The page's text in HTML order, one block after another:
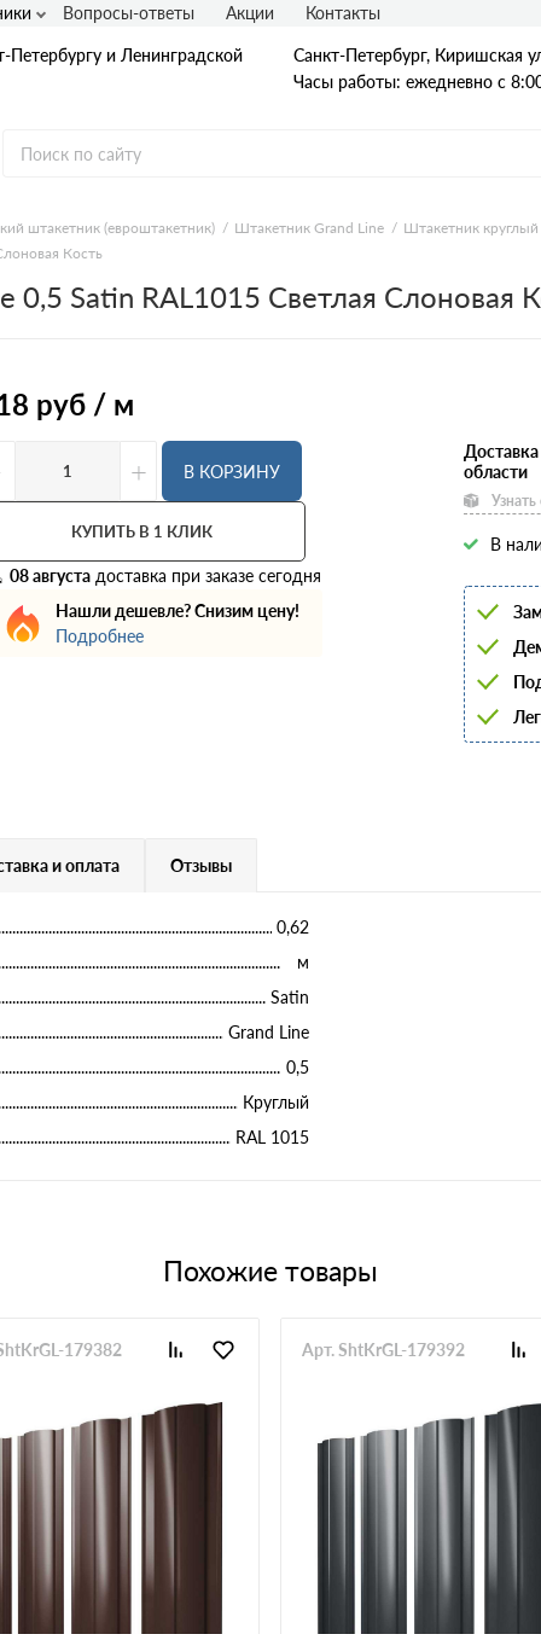
Петербургу и Ленинградской
Санкт-Петербург, Киришская
Часы работы: ежедневно с
А240
А240С
25Г2С
35ГС
В500С
Для фундамента
Композитная арматура
Диаметр
8
12
14
Вопросы-ответы Акции Контакты
штакетник (евроштакетник) Штакетник Grand Line
Штакетник
Кость
Satin RAL1015 Светлая Слоновая
руб / м
+ В КОРЗИНУ
КУПИТЬ В 1 КЛИК
08 августа доставка при заказе сегодня
Нашли дешевле? Снизим цену!
Подробнее
области
В
и оплата Отзывы
0,62
м
Satin
Grand Line
0,5
Круглый
RAL 1015
Похожие товары
179382 Арт. ShtKrGL-179392